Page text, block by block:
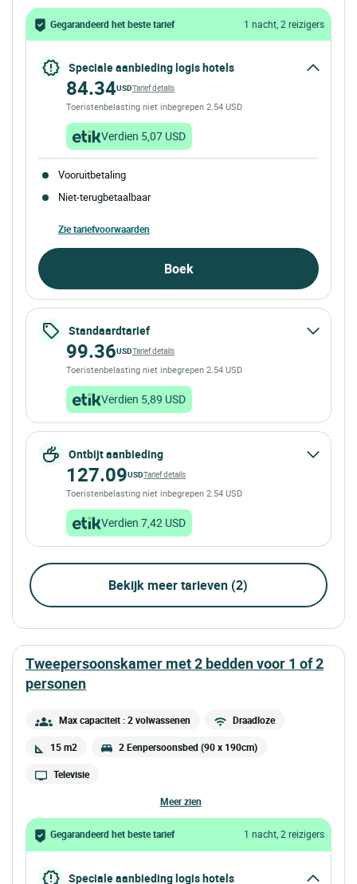
Gegarandeerd het beste tarief 1 nacht, 2 reizigers
Speciale aanbieding logis hotels
84.34USDTarief details
Toeristenbelasting niet inbegrepen 2.54 USD
Verdien 5,07 USD
Vooruitbetaling
Niet-terugbetaalbaar
Zie tariefvoorwaarden
Boek
Standaardtarief
99.36USDTarief details
Toeristenbelasting niet inbegrepen 2.54 USD
Verdien 5,89 USD
Ontbijt aanbieding
127.09USDTarief details
Toeristenbelasting niet inbegrepen 2.54 USD
Verdien 7,42 USD
Bekijk meer tarieven (2)
tweepersoonskamer met 2 bedden voor 1 of 2
personen
Max capaciteit : 2 volwassenen Draadloze
15 m2 2 Eenpersoonsbed (90 x 190cm)
Televisie
meer zien
Gegarandeerd het beste tarief 1 nacht, 2 reizigers
Speciale aanbieding logis hotels